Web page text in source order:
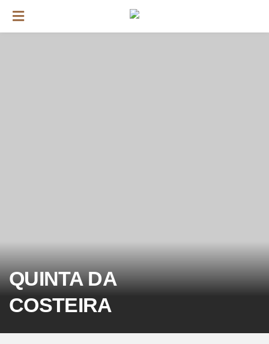
QUINTA DA
COSTEIRA